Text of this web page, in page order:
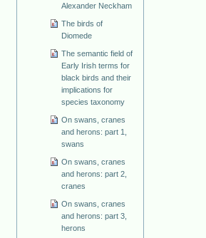
Alexander Neckham
The birds of
Diomede
The semantic field of
Early Irish terms for
black birds and their
implications for
species taxonomy
On swans, cranes
and herons: part 1,
swans
On swans, cranes
and herons: part 2,
cranes
On swans, cranes
and herons: part 3,
herons